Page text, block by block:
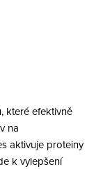
které efektivně
na
aktivuje proteiny
k vylepšení